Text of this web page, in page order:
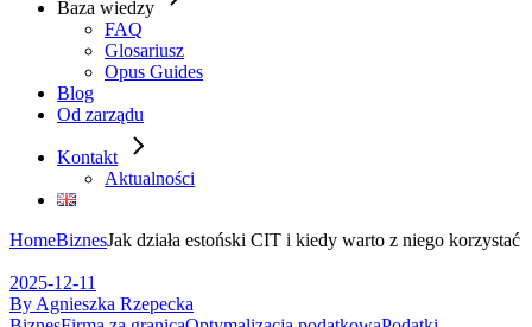
Baza wiedzy
FAQ
Glosariusz
Opus Guides
Blog
Od zarządu
Kontakt
Aktualności
HomeBiznesJak działa estoński CIT i kiedy warto z niego korzystać
2025-12-11
By Agnieszka Rzepecka